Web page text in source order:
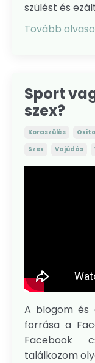
szülést és
Tovább
Sport
szex?
Koraszülés
Szex
Vajúdás
A blogom és
forrása a
Facebook
találkozom